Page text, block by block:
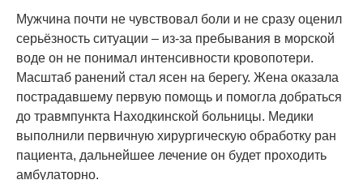
Мужчина почти не чувствовал боли и не сразу оценил
серьёзность ситуации – из-за пребывания в морской
воде он не понимал интенсивности кровопотери.
Масштаб ранений стал ясен на берегу. Жена оказала
пострадавшему первую помощь и помогла добраться
до травмпункта Находкинской больницы. Медики
выполнили первичную хирургическую обработку ран
пациента, дальнейшее лечение он будет проходить
амбулаторно.